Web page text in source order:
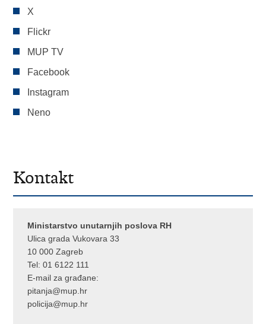
X
Flickr
MUP TV
Facebook
Instagram
Neno
Kontakt
Ministarstvo unutarnjih poslova RH
Ulica grada Vukovara 33
10 000 Zagreb
Tel:01 6122 111
E-mail za građane:
pitanja@mup.hr
policija@mup.hr